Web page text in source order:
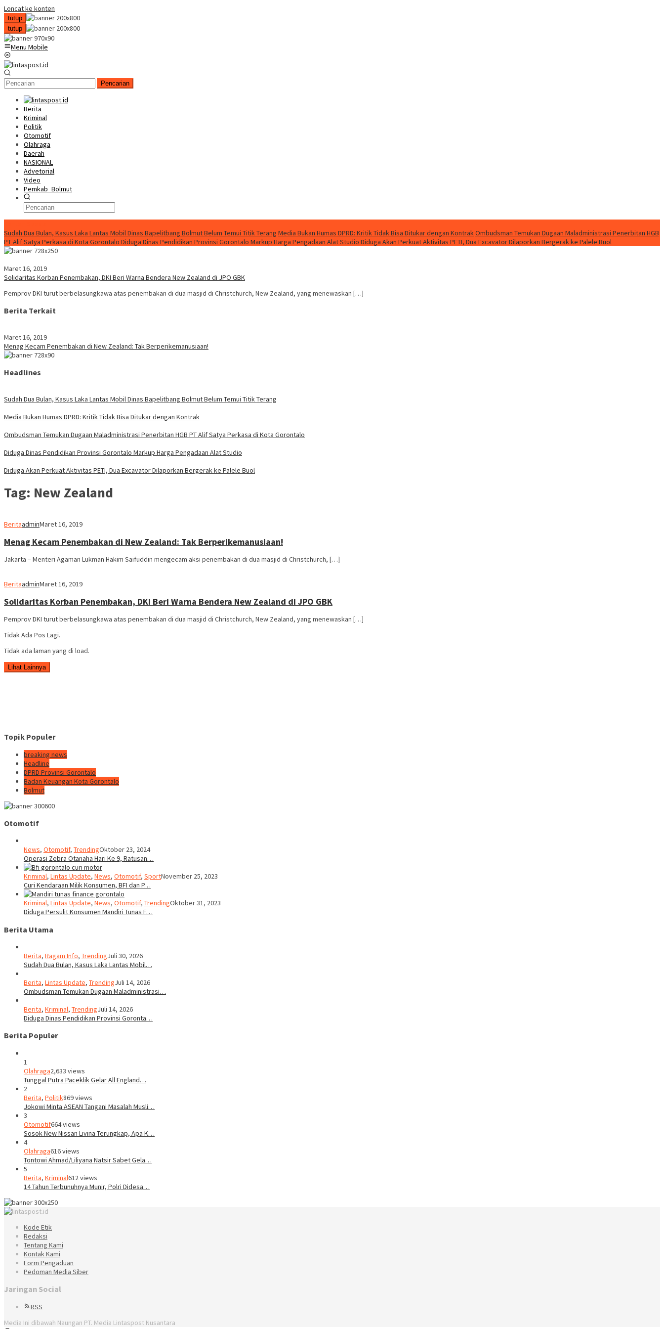
Loncat ke konten
tutup
tutup
Menu Mobile
Pencarian
Berita
Kriminal
Politik
Otomotif
Olahraga
Daerah
NASIONAL
Advetorial
Video
Pemkab_Bolmut
Sudah Dua Bulan, Kasus Laka Lantas Mobil Dinas Bapelitbang Bolmut Belum Temui Titik Terang Media Bukan Humas DPRD: Kritik Tidak Bisa Ditukar dengan KontrakOmbudsman Temukan Dugaan Maladministrasi Penerbitan HGB
PT Alif Satya Perkasa di Kota Gorontalo Diduga Dinas Pendidikan Provinsi Gorontalo Markup Harga Pengadaan Alat Studio Diduga Akan Perkuat Aktivitas PETI, Dua Excavator Dilaporkan Bergerak ke Palele Buol
Maret 16, 2019
Solidaritas Korban Penembakan, DKI Beri Warna Bendera New Zealand di JPO GBK
Pemprov DKI turut berbelasungkawa atas penembakan di dua masjid di Christchurch, New Zealand, yang menewaskan […]
Berita Terkait
Maret 16, 2019
Menag Kecam Penembakan di New Zealand: Tak Berperikemanusiaan!
Headlines
Sudah Dua Bulan, Kasus Laka Lantas Mobil Dinas Bapelitbang Bolmut Belum Temui Titik Terang
Media Bukan Humas DPRD: Kritik Tidak Bisa Ditukar dengan Kontrak
Ombudsman Temukan Dugaan Maladministrasi Penerbitan HGB PT Alif Satya Perkasa di Kota Gorontalo
Diduga Dinas Pendidikan Provinsi Gorontalo Markup Harga Pengadaan Alat Studio
Diduga Akan Perkuat Aktivitas PETI, Dua Excavator Dilaporkan Bergerak ke Palele Buol
Tag: New Zealand
BeritaadminMaret 16, 2019
Menag Kecam Penembakan di New Zealand: Tak Berperikemanusiaan!
Jakarta – Menteri Agaman Lukman Hakim Saifuddin mengecam aksi penembakan di dua masjid di Christchurch, […]
BeritaadminMaret 16, 2019
Solidaritas Korban Penembakan, DKI Beri Warna Bendera New Zealand di JPO GBK
Pemprov DKI turut berbelasungkawa atas penembakan di dua masjid di Christchurch, New Zealand, yang menewaskan […]
Tidak Ada Pos Lagi.
Tidak ada laman yang di load.
Lihat Lainnya
Topik Populer
breaking news
Headline
DPRD Provinsi Gorontalo
Badan Keuangan Kota Gorontalo
Bolmut
Otomotif
News, Otomotif, TrendingOktober 23, 2024
Operasi Zebra Otanaha Hari Ke 9, Ratusan…
Kriminal, Lintas Update, News, Otomotif, SportNovember 25, 2023
Curi Kendaraan Milik Konsumen, BFI dan P…
Kriminal, Lintas Update, News, Otomotif, TrendingOktober 31, 2023
Diduga Persulit Konsumen Mandiri Tunas F…
Berita Utama
Berita, Ragam Info, TrendingJuli 30, 2026
Sudah Dua Bulan, Kasus Laka Lantas Mobil…
Berita, Lintas Update, TrendingJuli 14, 2026
Ombudsman Temukan Dugaan Maladministrasi…
Berita, Kriminal, TrendingJuli 14, 2026
Diduga Dinas Pendidikan Provinsi Goronta…
Berita Populer
1
Olahraga2,633 views
Tunggal Putra Paceklik Gelar All England…
2
Berita, Politik869 views
Jokowi Minta ASEAN Tangani Masalah Musli…
3
Otomotif664 views
Sosok New Nissan Livina Terungkap, Apa K…
4
Olahraga616 views
Tontowi Ahmad/Liliyana Natsir Sabet Gela…
5
Berita, Kriminal612 views
14 Tahun Terbunuhnya Munir, Polri Didesa…
Kode Etik
Redaksi
Tentang Kami
Kontak Kami
Form Pengaduan
Pedoman Media Siber
Jaringan Social
RSS
Media Ini dibawah Naungan PT. Media Lintaspost Nusantara